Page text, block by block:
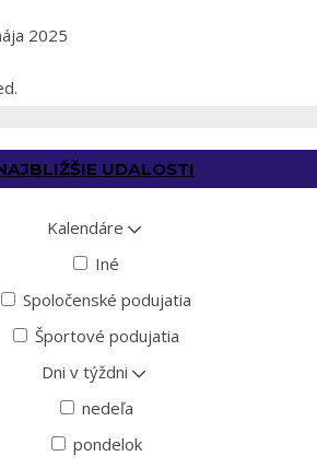
2025
UDALOSTI
Kalendáre
Iné
Spoločenské podujatia
Športové podujatia
Dni v týždni
nedeľa
pondelok